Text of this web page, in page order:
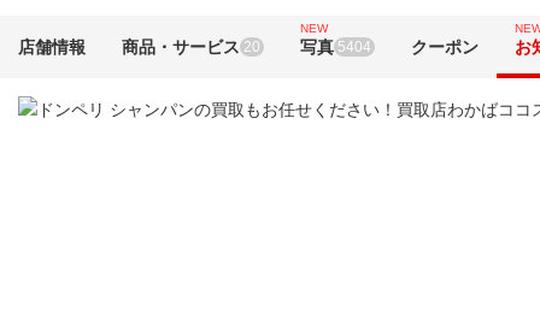
店舗情報 商品・サービス 20
NEW
写真 5404 クーポン お